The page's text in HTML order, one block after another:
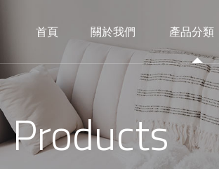
首頁
關於我們
ABOUT
產品分類
PRODUCTS
Products